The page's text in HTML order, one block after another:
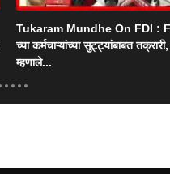
Tukaram Mundhe On FDI :
च्या कर्मचाऱ्यांच्या सुट्ट्यांबाबत
म्हणाले...